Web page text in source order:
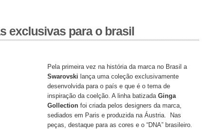
exclusivas para o brasil
Pela primeira vez na história da marca no Brasil a
Swarovski lança uma coleção exclusivamente
desenvolvida para o país e que é o tema de
inspiração da coelção. A linha batizada Ginga
Gollection foi criada pelos designers da marca,
sediados em Paris e produzida na Áustria.
Nas
peças, destaque para as cores e o “DNA” brasileiro.